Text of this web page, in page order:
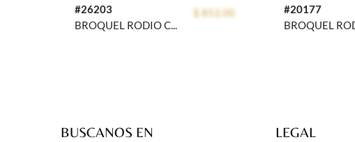
#26203
$ 852.00
BROQUEL RODIO CRYSTIME
#20177
BUSCANOS EN LEGAL